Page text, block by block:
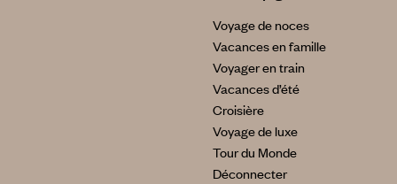
Voyage de noces
Vacances en famille
Voyager en train
Vacances d’été
Croisière
Voyage de luxe
Tour du Monde
Déconnecter